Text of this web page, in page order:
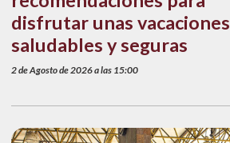
disfrutar unas vacaciones
saludables y seguras
2 de Agosto de 2026 a las 15:00